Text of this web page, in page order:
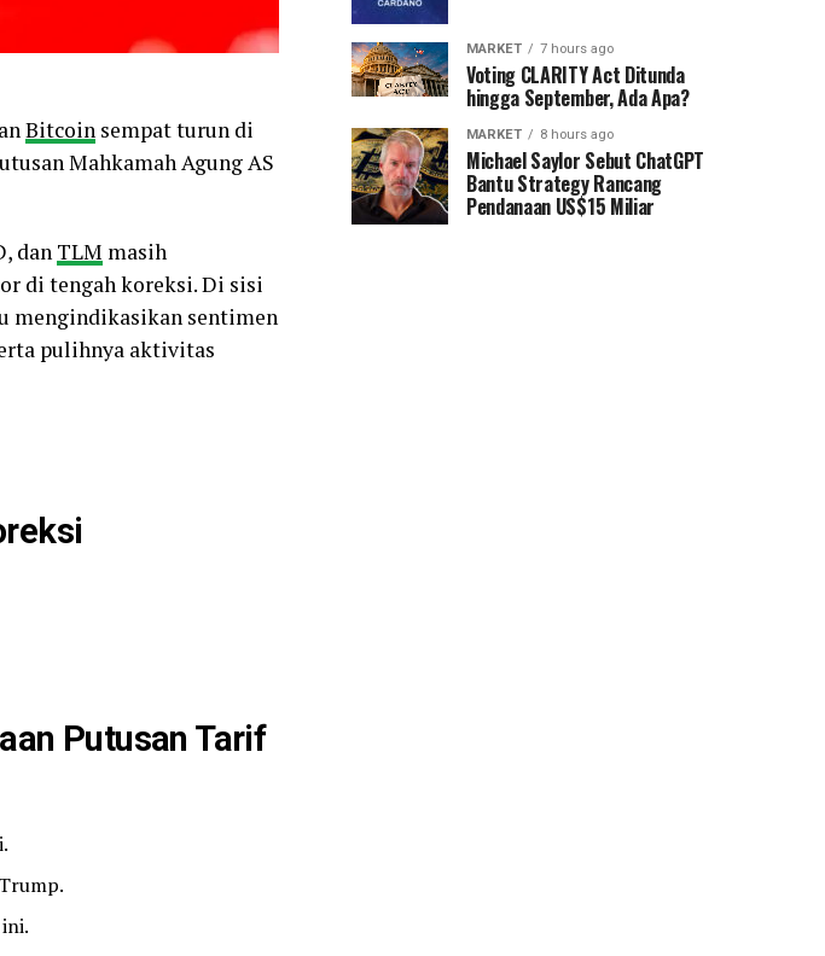
Bitcoin sempat turun di
Mahkamah Agung AS
dan TLM masih
di tengah koreksi. Di sisi
mengindikasikan sentimen
pulihnya aktivitas
Putusan Tarif
MARKET 7 hours ago
Voting CLARITY Act Ditunda
hingga September, Ada Apa?
MARKET 8 hours ago
Michael Saylor Sebut ChatGPT
Bantu Strategy Rancang
Pendanaan US$15 Miliar